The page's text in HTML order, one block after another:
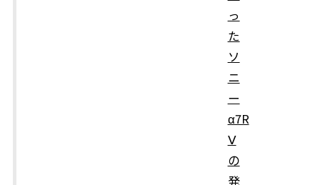
っ
た
ソ
ニ
ー
α7R
Ⅴ
の
発